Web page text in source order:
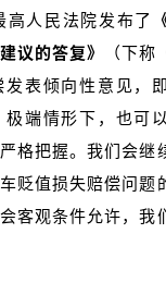
人民法院发布了
议的答复》
（下
发表倾向性意见，
端情形下，也可
格把握。我们会继
贬值损失赔偿问题
客观条件允许，我